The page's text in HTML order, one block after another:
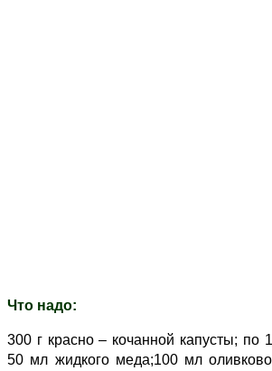
Что надо:
300 г красно – кочанной капусты; по
50 мл жидкого меда;100 мл